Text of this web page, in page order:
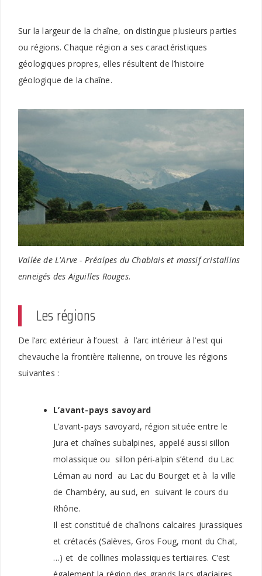
Sur la largeur de la chaîne, on distingue plusieurs parties
ou régions. Chaque région a ses caractéristiques
géologiques propres, elles résultent de l’histoire
géologique de la chaîne.
Vallée de L'Arve - Préalpes du Chablais et massif cristallins
enneigés des Aiguilles Rouges.
Les régions
De l’arc extérieur à l’ouest à l’arc intérieur à l’est qui
chevauche la frontière italienne, on trouve les régions
suivantes :
L’avant-pays savoyard
L’avant-pays savoyard, région située entre le
Jura et chaînes subalpines, appelé aussi sillon
molassique ou sillon péri-alpin s’étend du Lac
Léman au nord au Lac du Bourget et à la ville
de Chambéry, au sud, en suivant le cours du
Rhône.
Il est constitué de chaînons calcaires jurassiques
et crétacés (Salèves, Gros Foug, mont du Chat,
…) et de collines molassiques tertiaires. C’est